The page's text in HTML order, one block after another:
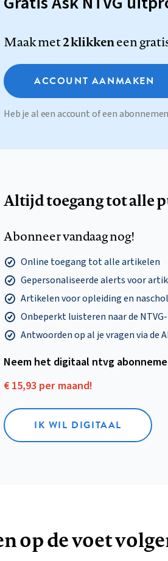
Maak met2 klikkeneen
ACCOUNT AANMAKEN
Heb je al een account of een
Altijd toegang tot alle
Abonneer vandaag nog!
Online toegang tot alle artikelen
Gepersonaliseerde alerts voor
Artikelen voor opleiding en
Onbeperkt luisteren naar de
Antwoorden op al je vragen via de
Neem het digitaal ntvg
€ 15,93 per maand!
IK WIL DIGITAAL
op de voet